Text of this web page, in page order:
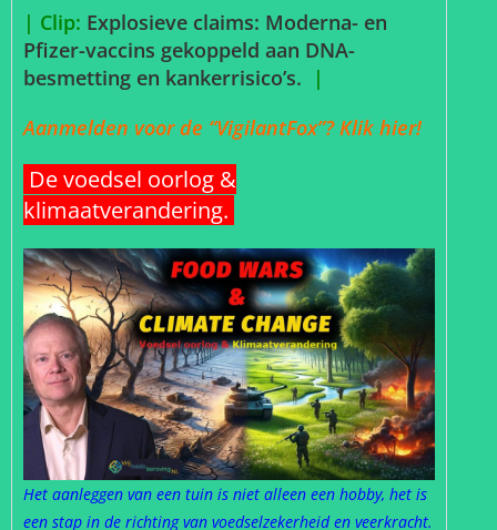
| Clip: Explosieve claims: Moderna- en
Pfizer-vaccins gekoppeld aan DNA-
besmetting en kankerrisico’s. |
Aanmelden voor de “VigilantFox”? Klik hier!
De voedsel oorlog &
klimaatverandering.
Het aanleggen van een tuin is niet alleen een hobby, het is
een stap in de richting van voedselzekerheid en veerkracht.